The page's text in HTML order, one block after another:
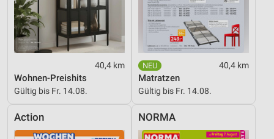
40,4 km
Wohnen-Preishits
Gültig bis Fr. 14.08.
40,4 km
Matratzen
Gültig bis Fr. 14.08.
Action NORMA